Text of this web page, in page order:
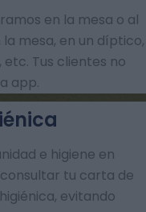
en la mesa o al
mesa, en un díptico,
Tus clientes no
app.
e higiene en
tu carta de
evitando